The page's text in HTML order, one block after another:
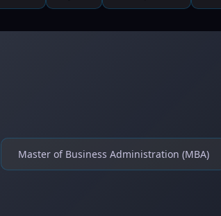
Master of Business Administration (MBA)